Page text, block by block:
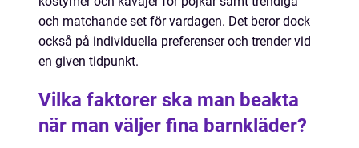
och matchande set för vardagen. Det beror dock
också på individuella preferenser och trender vid
en given tidpunkt.
Vilka faktorer ska man beakta
när man väljer fina barnkläder?